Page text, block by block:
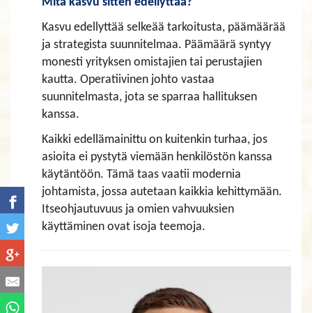
Kasvu edellyttää selkeää tarkoitusta, päämäärää
ja strategista suunnitelmaa. Päämäärä syntyy
monesti yrityksen omistajien tai perustajien
kautta. Operatiivinen johto vastaa
suunnitelmasta, jota se sparraa hallituksen
kanssa.
Kaikki edellämainittu on kuitenkin turhaa, jos
asioita ei pystytä viemään henkilöstön kanssa
käytäntöön. Tämä taas vaatii modernia
johtamista, jossa autetaan kaikkia kehittymään.
Itseohjautuvuus ja omien vahvuuksien
käyttäminen ovat isoja teemoja.